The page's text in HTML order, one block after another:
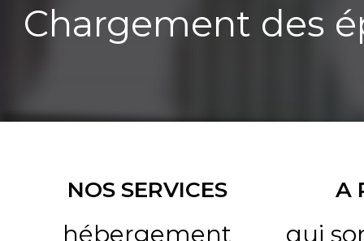
Chargement des
NOS SERVICES
hébergement
A
qui